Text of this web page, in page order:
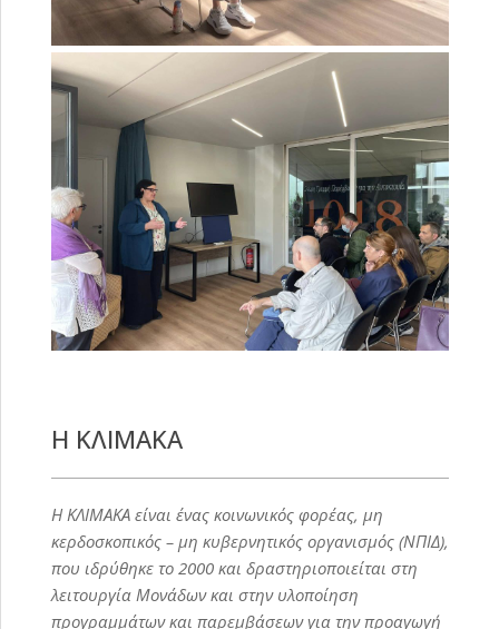
Η ΚΛΙΜΑΚΑ
Η ΚΛΙΜΑΚΑ είναι ένας κοινωνικός φορέας, μη
κερδοσκοπικός – μη κυβερνητικός οργανισμός (ΝΠΙΔ),
που ιδρύθηκε το 2000 και δραστηριοποιείται στη
λειτουργία Μονάδων και στην υλοποίηση
προγραμμάτων και παρεμβάσεων για την προαγωγή